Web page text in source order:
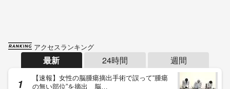
アクセスランキング
最新 24時間 週間
【速報】女性の脳腫瘍摘出手術で誤って“腫瘍
の無い部位”を摘出 脳…